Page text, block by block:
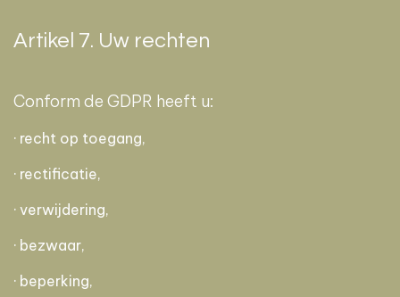
Artikel 7. Uw rechten
Conform de GDPR heeft u:
· recht op toegang,
· rectificatie,
· verwijdering,
· bezwaar,
· beperking,